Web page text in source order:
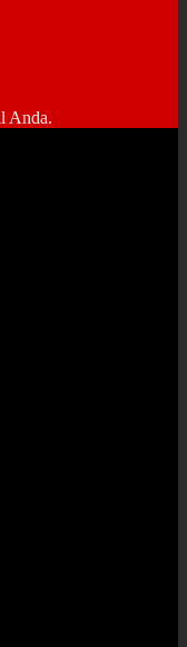
Anda.